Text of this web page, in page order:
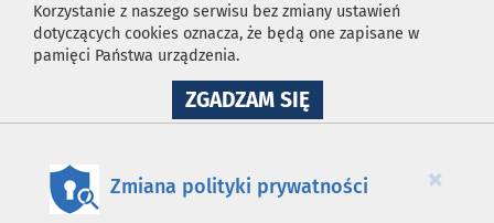
Korzystanie z naszego serwisu bez zmiany ustawień
dotyczących cookies oznacza, że będą one zapisane w
pamięci Państwa urządzenia.
ZGADZAM SIĘNA
WYKORZYSTANIE
×
Zmiana polityki prywatności